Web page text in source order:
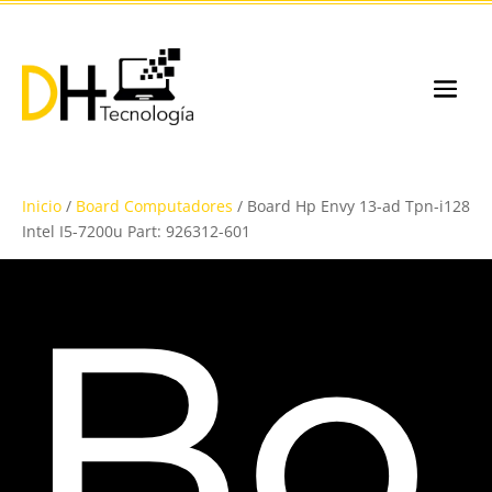
Inicio / Board Computadores / Board Hp Envy 13-ad Tpn-i128
Intel I5-7200u Part: 926312-601